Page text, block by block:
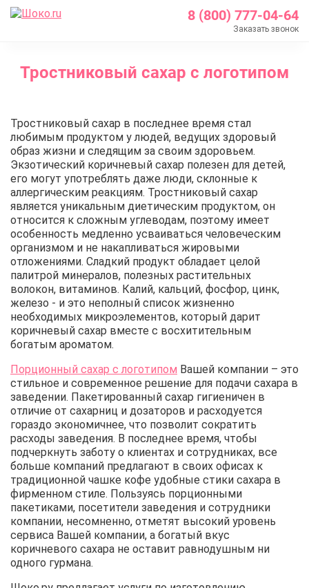
8 (800) 777-04-64
Заказать звонок
О нас
Тростниковый сахар с логотипом
Тростниковый сахар с логотипом
Тростниковый сахар в последнее время стал
любимым продуктом у людей, ведущих здоровый
образ жизни и следящим за своим здоровьем.
Экзотический коричневый сахар полезен для детей,
его могут употреблять даже люди, склонные к
аллергическим реакциям. Тростниковый сахар
является уникальным диетическим продуктом, он
относится к сложным углеводам, поэтому имеет
особенность медленно усваиваться человеческим
организмом и не накапливаться жировыми
отложениями. Сладкий продукт обладает целой
палитрой минералов, полезных растительных
волокон, витаминов. Калий, кальций, фосфор, цинк,
железо - и это неполный список жизненно
необходимых микроэлементов, который дарит
коричневый сахар вместе с восхитительным
богатым ароматом.
Порционный сахар с логотипом Вашей компании – это
стильное и современное решение для подачи сахара в
заведении. Пакетированный сахар гигиеничен в
отличие от сахарниц и дозаторов и расходуется
гораздо экономичнее, что позволит сократить
расходы заведения. В последнее время, чтобы
подчеркнуть заботу о клиентах и сотрудниках, все
больше компаний предлагают в своих офисах к
традиционной чашке кофе удобные стики сахара в
фирменном стиле. Пользуясь порционными
пакетиками, посетители заведения и сотрудники
компании, несомненно, отметят высокий уровень
сервиса Вашей компании, а богатый вкус
коричневого сахара не оставит равнодушным ни
одного гурмана.